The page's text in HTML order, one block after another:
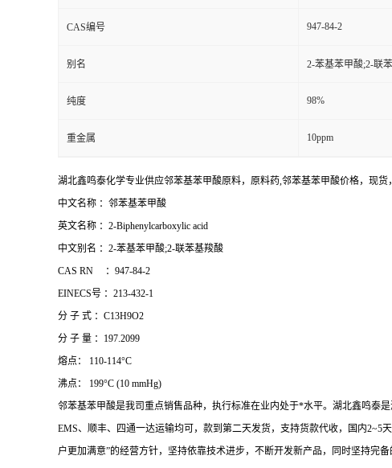
CAS编号 947-84-2
别名 2-苯基苯甲酸;2-联
纯度 98%
重金属 10ppm
湖北鑫鸣泰化学专业供应邻苯基苯甲酸原料，原料药,邻苯基苯甲酸价格，现
中文名称 ：邻苯基苯甲酸
英文名称 ：2-Biphenylcarboxylic acid
中文别名 ：2-苯基苯甲酸;2-联苯基羧酸
CAS RN ：947-84-2
EINECS号 ：213-432-1
分 子 式 ：C13H9O2
分 子 量 ：197.2099
熔点： 110-114°C
沸点： 199°C (10 mmHg)
邻苯基苯甲酸是我司重点销售品种，执行标准在业内处于*水平。湖北鑫鸣泰
EMS、顺丰、四通一达运输均可，款到第二天发货，支持货款代收，国内
户更加满意”的经营方针，坚持依靠技术进步，不断开发新产品，同时坚持完